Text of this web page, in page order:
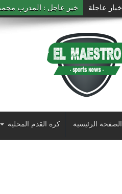
أخبار عاجلة خبر عاجل : المدرب محمد
الصفحة الرئيسية كرة القدم المحلية